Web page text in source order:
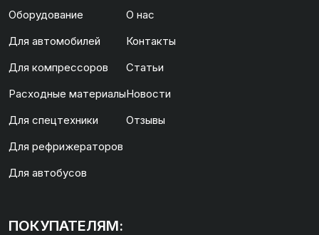
Оборудование
Для автомобилей
Для компрессоров
Расходные материалы
Для спецтехники
Для рефрижераторов
Для автобусов
О нас
Контакты
Статьи
Новости
Отзывы
ПОКУПАТЕЛЯМ: